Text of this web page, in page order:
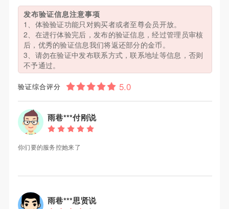
发布验证信息注意事项
1、体验验证功能只对购买者或者至尊会员开放。
2、在进行体验完后，发布的验证信息，经过管理员审核
后，优秀的验证信息我们将返还部分的金币。
3、请勿在验证中发布联系方式，联系地址等信息，否则
不予通过。
验证综合评分
雨巷***付刚说
你们要的服务控她来了
雨巷***思贤说